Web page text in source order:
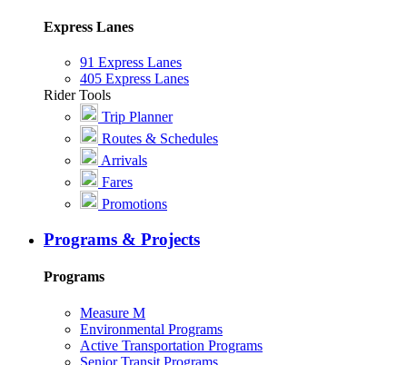
Express Lanes
91 Express Lanes
405 Express Lanes
Rider Tools
Trip Planner
Routes & Schedules
Arrivals
Fares
Promotions
Programs & Projects
Programs
Measure M
Environmental Programs
Active Transportation Programs
Senior Transit Programs